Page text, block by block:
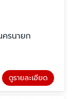
รนายก
ดูรายละเอียด